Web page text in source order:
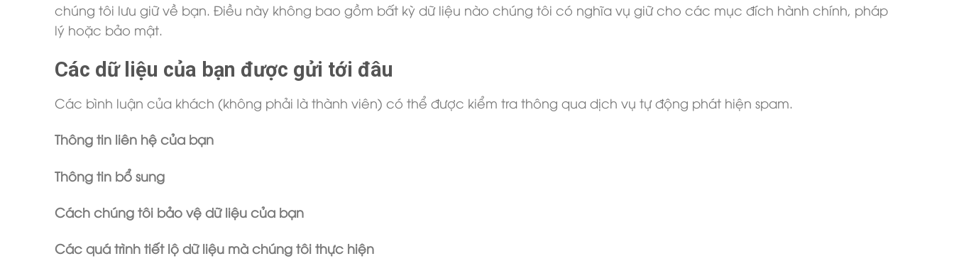
chúng tôi lưu giữ về bạn. Điều này không bao gồm bất kỳ dữ liệu nào chúng tôi có nghĩa vụ giữ cho các mục đích hành chính, pháp
lý hoặc bảo mật.
Các dữ liệu của bạn được gửi tới đâu
Các bình luận của khách (không phải là thành viên) có thể được kiểm tra thông qua dịch vụ tự động phát hiện spam.
Thông tin liên hệ của bạn
Thông tin bổ sung
Cách chúng tôi bảo vệ dữ liệu của bạn
Các quá trình tiết lộ dữ liệu mà chúng tôi thực hiện